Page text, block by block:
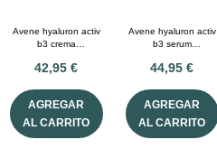
Avene hyaluron activ
b3 crema
50 mL
42,95 €
AGREGAR
AL CARRITO
Avene hyaluron activ
b3 serum
voluminizador 30 mL
44,95 €
AGREGAR
AL CARRITO